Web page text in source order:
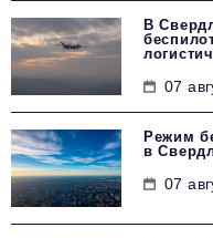
В
07
Режим
в
07